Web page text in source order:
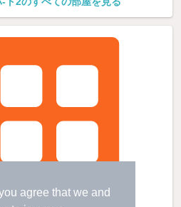
agree that we and